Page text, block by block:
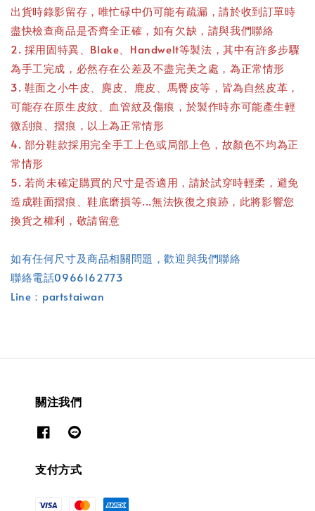
出貨時錄影留存，唯忙碌中仍可能有疏漏，請於收到訂單時
盡快檢查商品是否齊全正確，如有欠缺，請與我們聯絡
2. 採用固特異、Blake、Handwelt等製法，其中有許多步驟
為手工完成，必然存在公差及不盡完美之處，為正常情形
3. 鞋面之小牛皮、麂皮、鹿皮、馬臀皮等，皆為自然皮革，
可能存在原生皮紋、血管紋及傷痕，於製作時亦可能產生輕
微刮痕、摺痕，以上為正常情形
4. 部分鞋款採用完全手工上色或局部上色，故顏色不均為正
常情形
5. 若尚未確定購買的尺寸是否適用，請於試穿時輕柔，避免
造成鞋面摺痕、鞋底磨損等...無法恢復之痕跡，此將影響您
換貨之權利，敬請留意
如有任何尺寸及商品相關問題，歡迎與我們聯絡
聯絡電話0966162773
Line：partstaiwan
關注我們
支付方式